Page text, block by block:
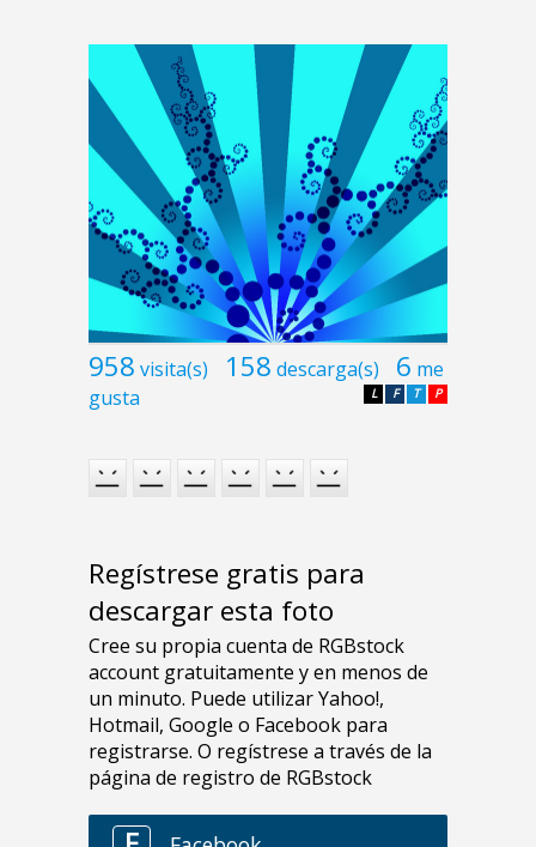
958 visita(s) 158 descarga(s) 6 me
gusta
P
T
F
L
Regístrese gratis para
descargar esta foto